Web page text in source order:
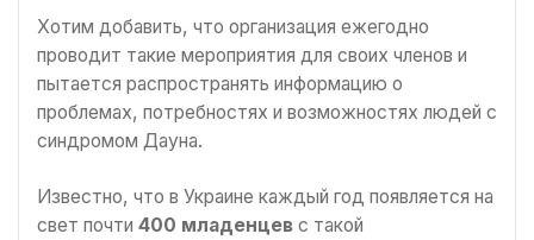
Хотим добавить, что организация ежегодно
проводит такие мероприятия для своих членов и
пытается распространять информацию о
проблемах, потребностях и возможностях людей с
синдромом Дауна.
Известно, что в Украине каждый год появляется на
свет почти 400 младенцев с такой